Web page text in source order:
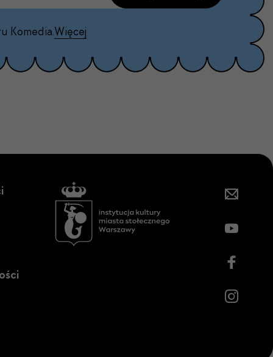
Komedia.Więcej